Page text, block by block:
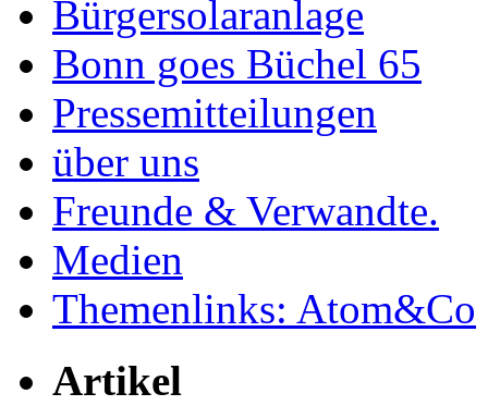
Bürgersolaranlage
Bonn goes Büchel 65
Pressemitteilungen
über uns
Freunde & Verwandte.
Medien
Themenlinks: Atom&Co
Artikel